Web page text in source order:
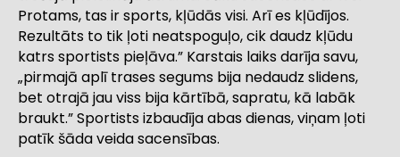
Protams, tas ir sports, kļūdās visi. Arī es kļūdījos.
Rezultāts to tik ļoti neatspoguļo, cik daudz kļūdu
katrs sportists pieļāva.” Karstais laiks darīja savu,
„pirmajā aplī trases segums bija nedaudz slidens,
bet otrajā jau viss bija kārtībā, sapratu, kā labāk
braukt.” Sportists izbaudīja abas dienas, viņam ļoti
patīk šāda veida sacensības.